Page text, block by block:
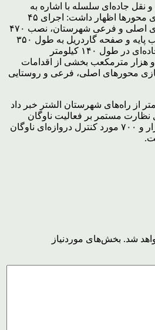
نقل جاده‌ای سلسله با اشاره به
اقدامات در حوزه ایمن سازی محورها اظهار داشت: اجرای ۴۵
کیلومتر خط کشی در راه‌های اصلی و فرعی شهرستان، نصب ۴۷۰
عدد تابلو و علائم ایمنی، نصب پایه و صفحه گاردریل به طول ۳۵۰
متر، شست و شوی علائم جاده‌ای در طول ۱۴۰ کیلومتر
هزار مترمکعب بخشی از اقدامات
محورهای اصلی، فرعی و روستایی
پاکسازی ۱۵۰ کیلومتر از راه‌های شهرستان الشتر خبر داد
مستمر بر فعالیت ناوگان
صورت می‌گیرد و تاکنون هزار و ۷۰۰ مورد کنترل دروازه‌ای ناوگان
شد. بخش‌های موردنیاز